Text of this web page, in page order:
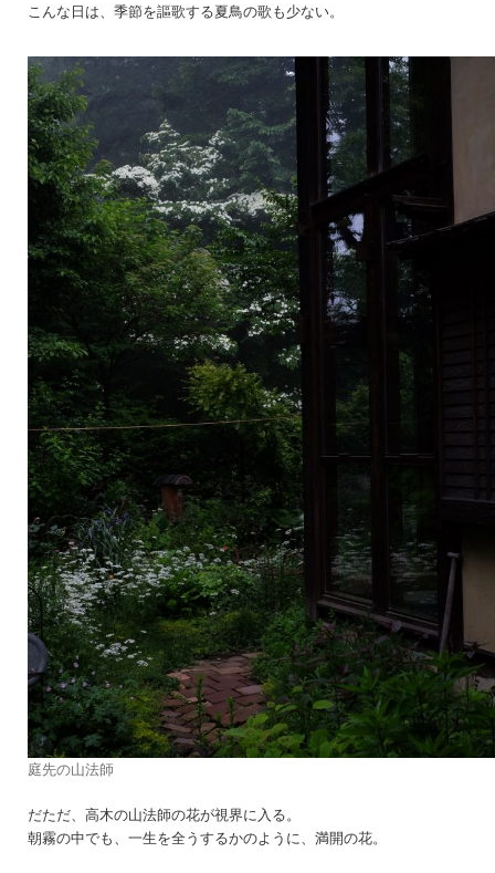
こんな日は、季節を謳歌する夏鳥の歌も少ない。
庭先の山法師
だただ、高木の山法師の花が視界に入る。
朝霧の中でも、一生を全うするかのように、満開の花。